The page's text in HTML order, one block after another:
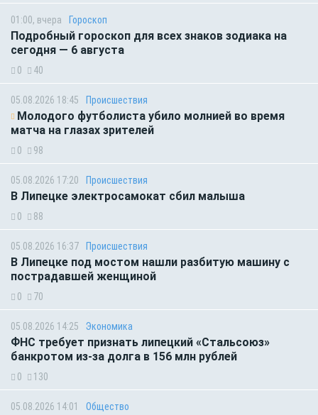
01:00, вчера Гороскоп
Подробный гороскоп для всех знаков зодиака на
сегодня — 6 августа
0 40
05.08.2026 18:45 Происшествия
Молодого футболиста убило молнией во время
матча на глазах зрителей
0 98
05.08.2026 17:20 Происшествия
В Липецке электросамокат сбил малыша
0 88
05.08.2026 16:37 Происшествия
В Липецке под мостом нашли разбитую машину с
пострадавшей женщиной
0 70
05.08.2026 14:25 Экономика
ФНС требует признать липецкий «Стальсоюз»
банкротом из-за долга в 156 млн рублей
0 130
05.08.2026 14:01 Общество